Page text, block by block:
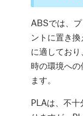
ABSでは、
ントに置き
に適してお
時の環境へ
ます。
PLAは、不十